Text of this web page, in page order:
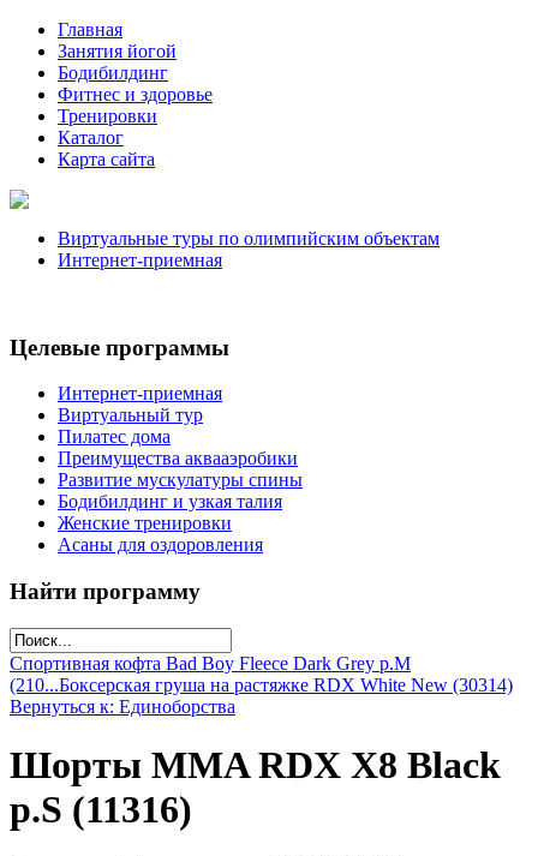
Главная
Занятия йогой
Бодибилдинг
Фитнес и здоровье
Тренировки
Каталог
Карта сайта
Виртуальные туры по олимпийским объектам
Интернет-приемная
Целевые программы
Интернет-приемная
Виртуальный тур
Пилатес дома
Преимущества аквааэробики
Развитие мускулатуры спины
Бодибилдинг и узкая талия
Женские тренировки
Асаны для оздоровления
Найти программу
Спортивная кофта Bad Boy Fleece Dark Grey р.M
(210...Боксерская груша на растяжке RDX White New (30314)
Вернуться к: Единоборства
Шорты MMA RDX X8 Black
р.S (11316)